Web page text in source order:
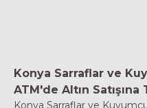
Konya Sarraflar ve
ATM'de Altın Satışına
Konya Sarraflar ve